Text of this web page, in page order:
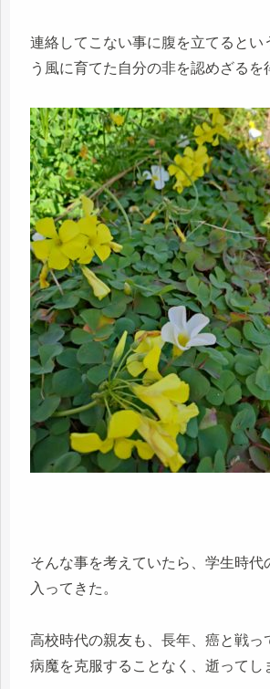
連絡してこない事に腹を立てるとい
う風に育てた自分の非を認めざるを
そんな事を考えていたら、学生時代
入ってきた。
高校時代の親友も、長年、癌と戦っ
病魔を克服することなく、逝ってし